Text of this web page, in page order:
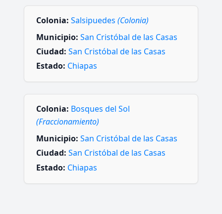
Colonia: Salsipuedes (Colonia)
Municipio: San Cristóbal de las Casas
Ciudad: San Cristóbal de las Casas
Estado: Chiapas
Colonia: Bosques del Sol
(Fraccionamiento)
Municipio: San Cristóbal de las Casas
Ciudad: San Cristóbal de las Casas
Estado: Chiapas